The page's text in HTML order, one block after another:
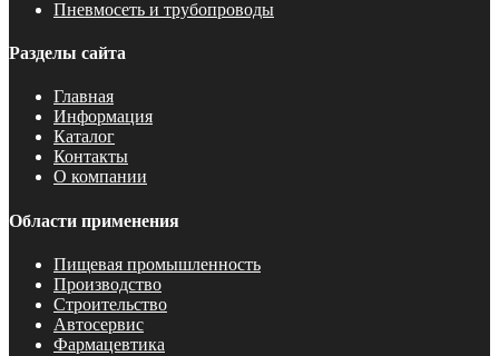
Пневмосеть и трубопроводы
Разделы сайта
Главная
Информация
Каталог
Контакты
О компании
Области применения
Пищевая промышленность
Производство
Строительство
Автосервис
Фармацевтика